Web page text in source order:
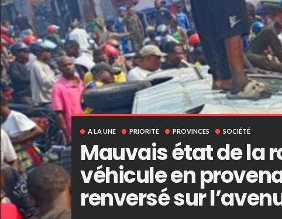
A LA UNE PRIORITE PROVINCES SOCIÉTÉ
Mauvais état de la
véhicule en
renversé sur